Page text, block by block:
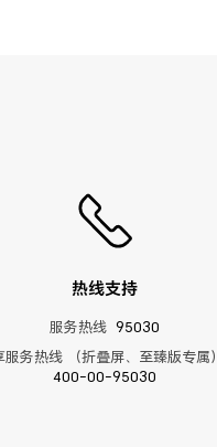
热线支持
服务热线 95030
服务热线 （折叠屏、至臻版专属）
400-00-95030